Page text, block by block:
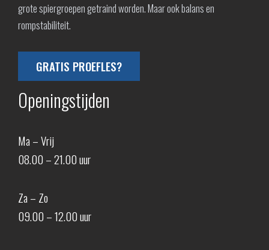
grote spiergroepen getraind worden. Maar ook balans en
rompstabiliteit.
GRATIS PROEFLES?
Openingstijden
Ma – Vrij
08.00 – 21.00 uur
Za – Zo
09.00 – 12.00 uur